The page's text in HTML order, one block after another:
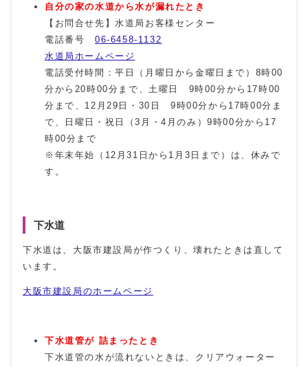
自分の家の水道から水が漏れたとき
【お問合せ先】水道局お客様センター
電話番号 06-6458-1132
水道局ホームページ
電話受付時間：平日（月曜日から金曜日まで）8時00
分から20時00分まで、土曜日 9時00分から17時00
分まで、12月29日・30日 9時00分から17時00分ま
で、日曜日・祝日（3月・4月のみ）9時00分から17
時00分まで
※年末年始（12月31日から1月3日まで）は、休みで
す。
下水道
下水道は、大阪市建設局が作つくり、壊れたときは直して
います。
大阪市建設局のホームページ
下水道管が 詰まったとき
下水道管の水が流れないときは、クリアウォーター